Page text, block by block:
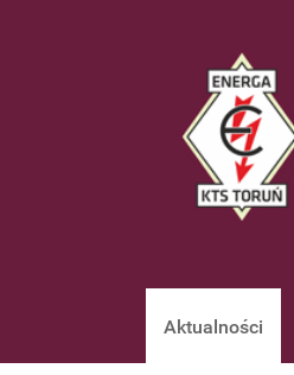
Aktualności